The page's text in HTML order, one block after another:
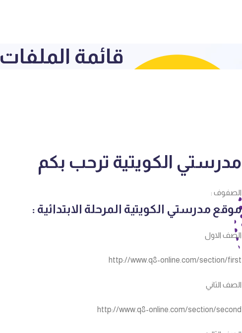
قائمة الملفات
مدرستي الكويتية ترحب بكم
الصفوف :
موقع مدرستي الكويتية المرحلة الابتدائية :
الصف الاول
http://www.q8-online.com/section/first
الصف الثاني
http://www.q8-online.com/section/second